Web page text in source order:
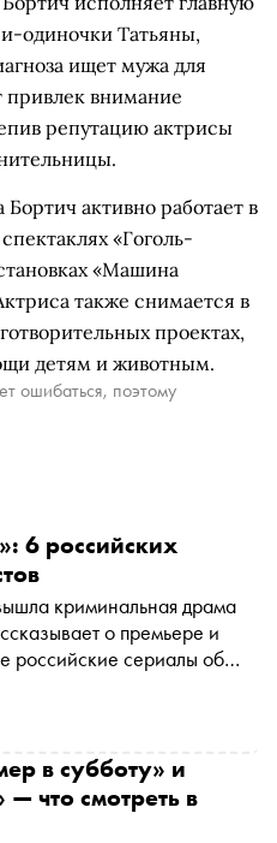
одиночки Татьяны,
ищет мужа для
привлек внимание
репутацию актрисы
активно работает в
«Гоголь-
«Машина
также снимается в
проектах,
детям и животным.
ошибаться, поэтому
6 российских
криминальная драма
о премьере и
российские сериалы об
и альтруисты, и Робин
в субботу» и
что смотреть в